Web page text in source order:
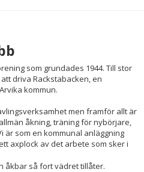
som grundades 1944. Till stor
driva Rackstabacken, en
kommun.
men framför allt är
åkning, träning för nybörjare,
är som en kommunal anläggning
axplock av det arbete som sker i
åkbar så fort vädret tillåter.